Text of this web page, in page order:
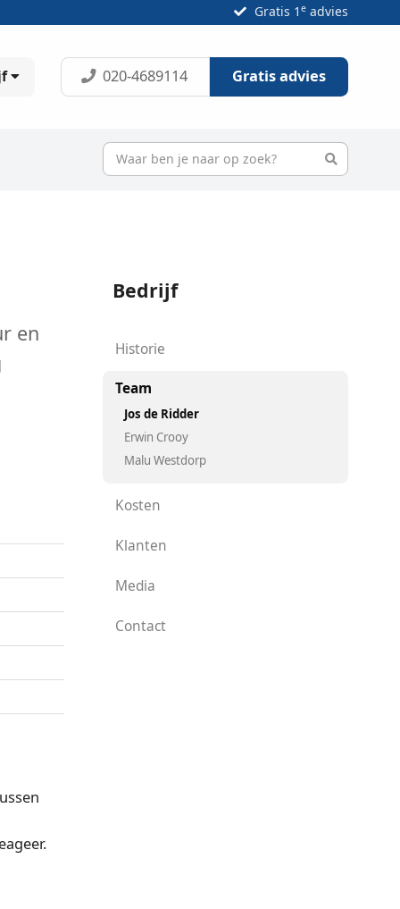
Gratis 1 eadvies
020-4689114 Gratis advies
en
Bedrijf
Historie
Team
Jos de Ridder
Erwin Crooy
Malu Westdorp
Kosten
Klanten
Media
Contact